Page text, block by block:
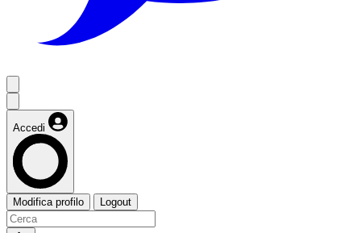
Accedi
Modifica profilo Logout